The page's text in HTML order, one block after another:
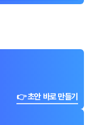
👉 초안 바로 만들기